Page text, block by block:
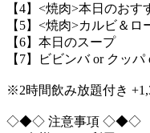
【4】<焼肉>本日のおす
【5】<焼肉>カルビ＆ロ
【6】本日のスープ
【7】ビビンバ or クッ
※2時間飲み放題付き
◇◆◇ 注意事項 ◇◆◇